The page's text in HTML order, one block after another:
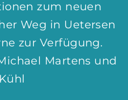
zum neuen
Weg in Uetersen
zur Verfügung.
Martens und